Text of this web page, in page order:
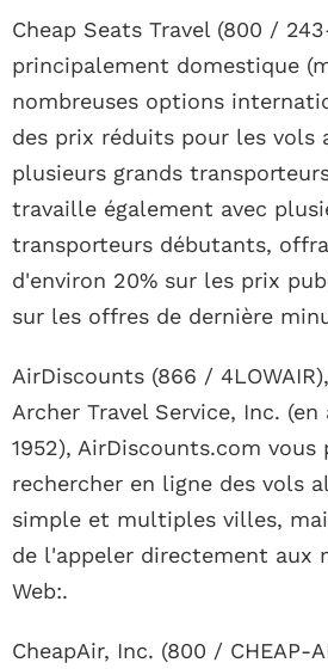
Cheap Seats Travel (800 /
principalement domestique
nombreuses options
des prix réduits pour les vols
plusieurs grands
travaille également avec
transporteurs débutants,
d'environ 20% sur les prix
sur les offres de dernière
AirDiscounts (866 /
Archer Travel Service, Inc.
1952), AirDiscounts.com vous
rechercher en ligne des vols
simple et multiples villes,
de l'appeler directement aux
Web:.
CheapAir, Inc. (800 / CHEAP-